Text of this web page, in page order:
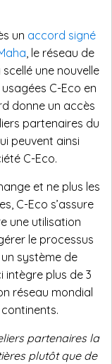
un accord signé
, le réseau de
une nouvelle
C-Eco en
donne un accès
partenaires du
peuvent ainsi
C-Eco.
et ne plus les
C-Eco s’assure
une utilisation
le processus
système de
intègre plus de 3
réseau mondial
partenaires la
plutôt que de